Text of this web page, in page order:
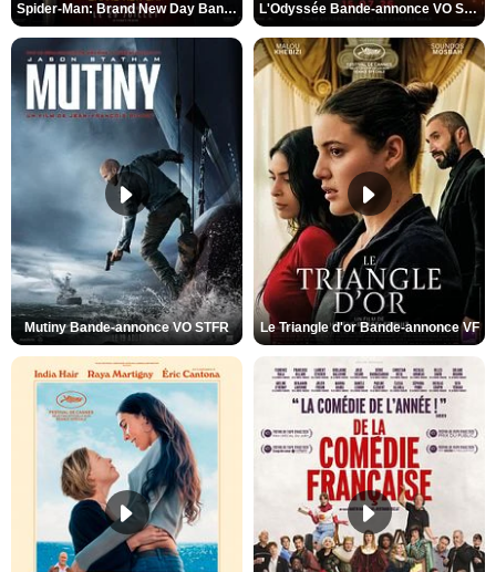
Spider-Man: Brand New Day Bande-annonce VO STFR L'Odyssée Bande-annonce VO STFR
Mutiny Bande-annonce VO STFR Le Triangle d'or Bande-annonce VF